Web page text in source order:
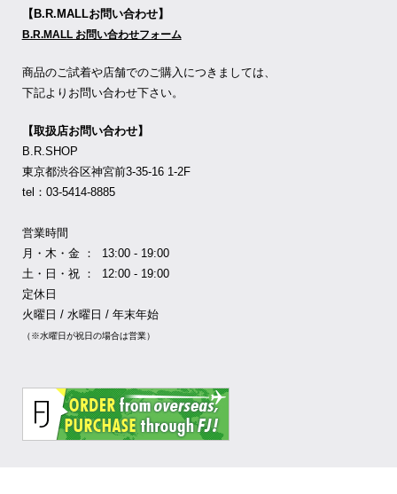
【B.R.MALLお問い合わせ】
B.R.MALL お問い合わせフォーム
商品のご試着や店舗でのご購入につきましては、
下記よりお問い合わせ下さい。
【取扱店お問い合わせ】
B.R.SHOP
東京都渋谷区神宮前3-35-16 1-2F
tel：03-5414-8885
営業時間
月・木・金 ： 13:00 - 19:00
土・日・祝 ： 12:00 - 19:00
定休日
火曜日 / 水曜日 / 年末年始
（※水曜日が祝日の場合は営業）